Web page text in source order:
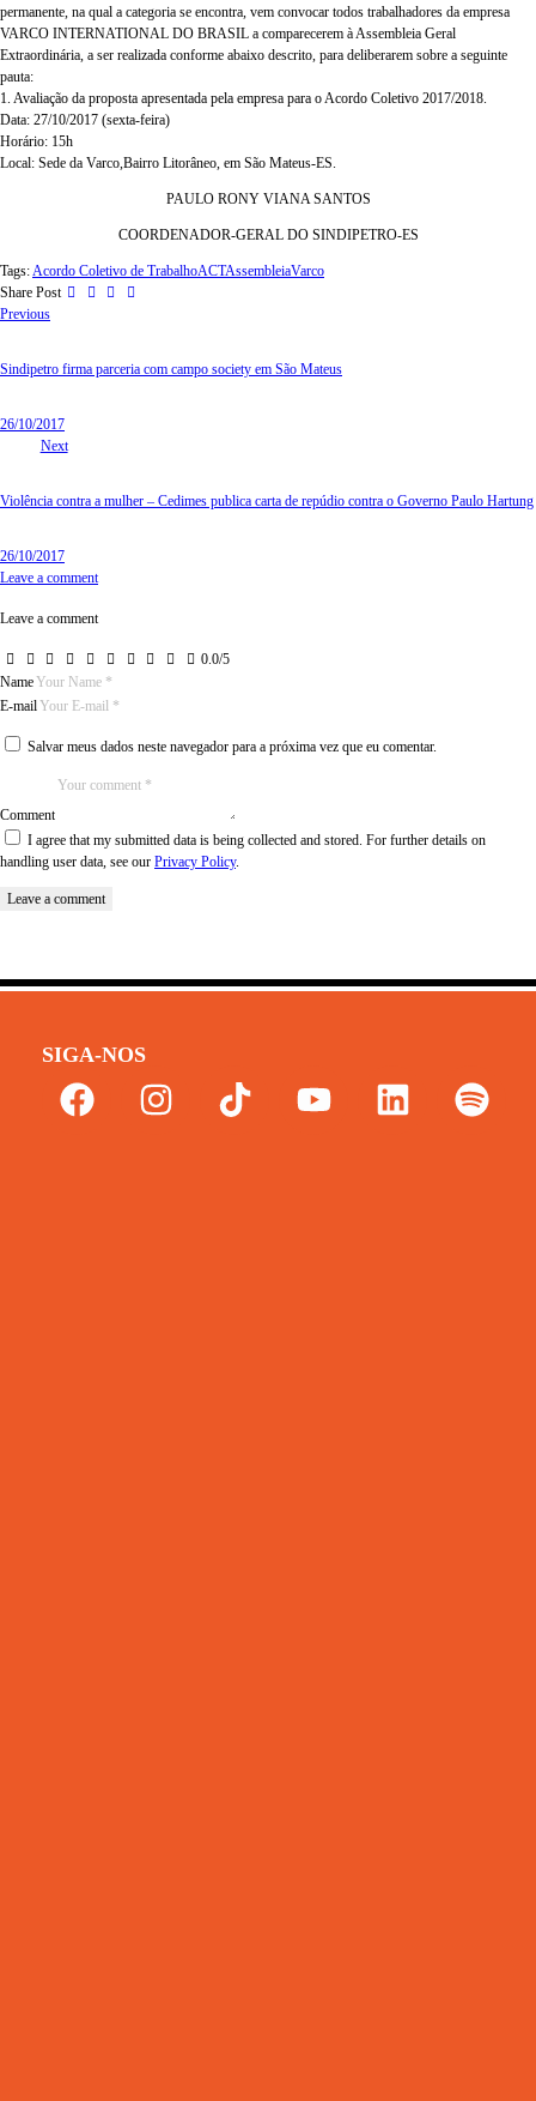
permanente, na qual a categoria se encontra, vem convocar todos trabalhadores da empresa
VARCO INTERNATIONAL DO BRASIL a comparecerem à Assembleia Geral
Extraordinária, a ser realizada conforme abaixo descrito, para deliberarem sobre a seguinte
pauta:
1. Avaliação da proposta apresentada pela empresa para o Acordo Coletivo 2017/2018.
Data: 27/10/2017 (sexta-feira)
Horário: 15h
Local: Sede da Varco,Bairro Litorâneo, em São Mateus-ES.
PAULO RONY VIANA SANTOS
COORDENADOR-GERAL DO SINDIPETRO-ES
Tags:Acordo Coletivo de TrabalhoACTAssembleiaVarco
Share Post
Previous
Sindipetro firma parceria com campo society em São Mateus
26/10/2017
Next
Violência contra a mulher – Cedimes publica carta de repúdio contra o Governo Paulo Hartung
26/10/2017
Leave a comment
Leave a comment
0.0/5
Name
E-mail
Salvar meus dados neste navegador para a próxima vez que eu comentar.
Comment
I agree that my submitted data is being collected and stored. For further details on
handling user data, see our Privacy Policy.
SIGA-NOS